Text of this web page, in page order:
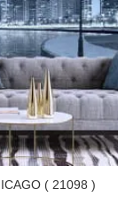
( 21098 )